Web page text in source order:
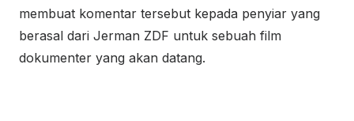
membuat komentar tersebut kepada penyiar yang
berasal dari Jerman ZDF untuk sebuah film
dokumenter yang akan datang.